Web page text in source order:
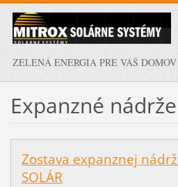
ZELENÁ ENERGIA PRE VÁŠ DOMOV
Expanzné nádrže
Zostava expanznej
SOLÁR